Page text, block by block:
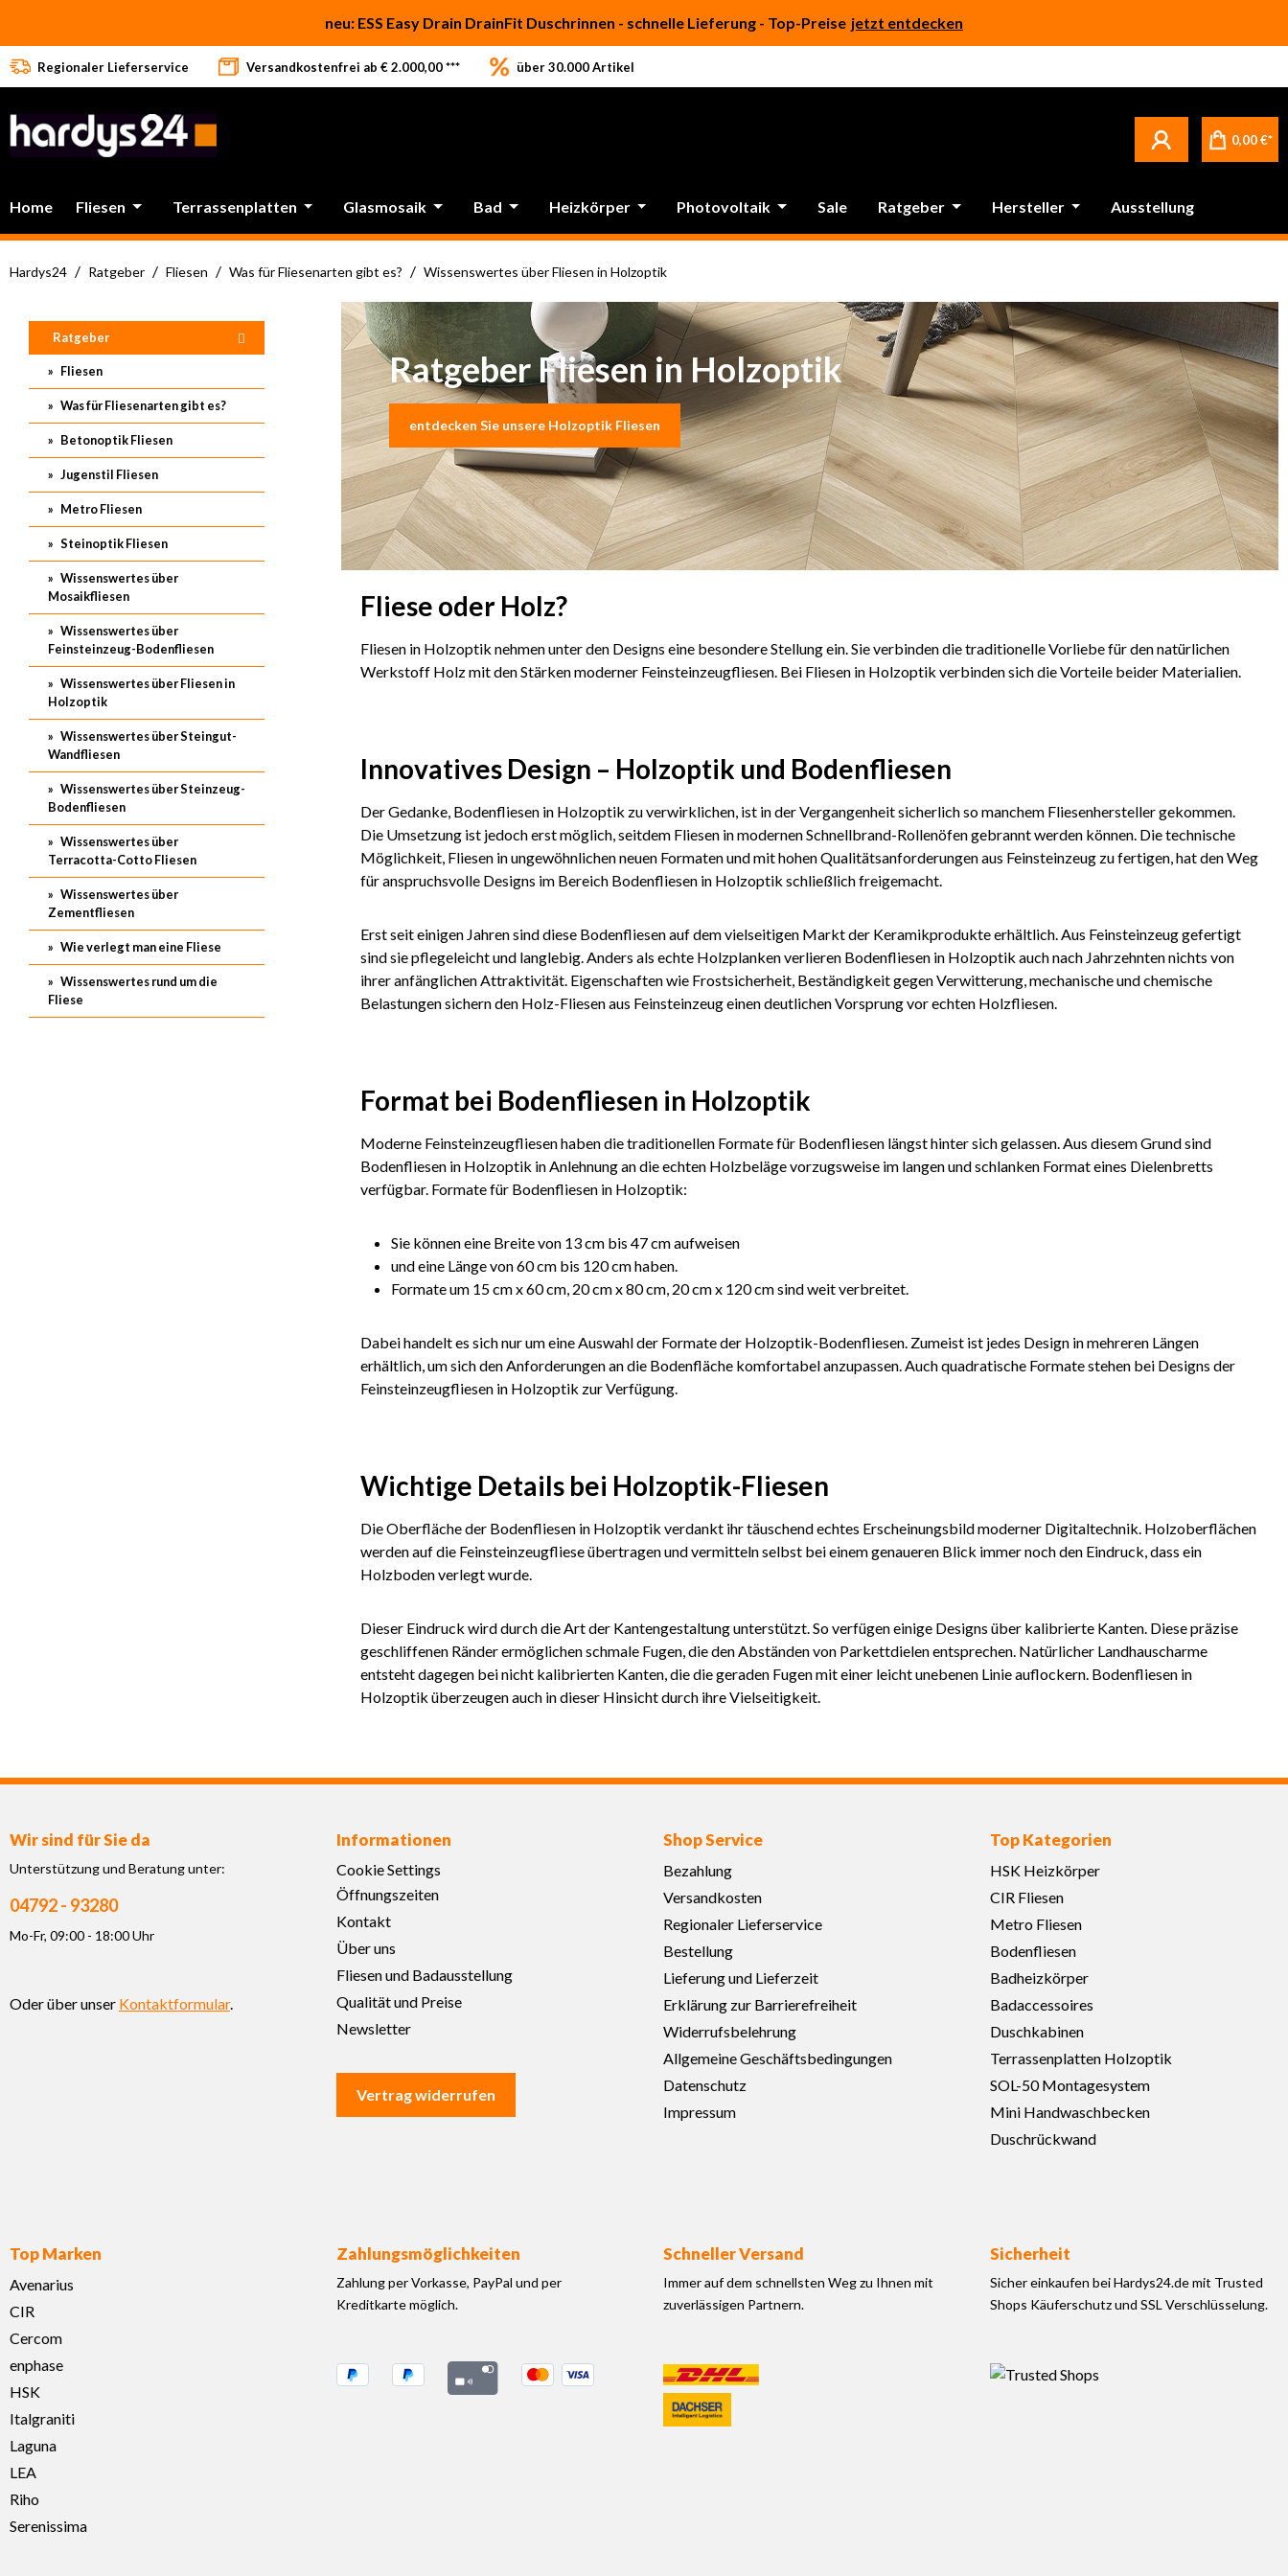
neu: ESS Easy Drain DrainFit Duschrinnen - schnelle Lieferung - Top-Preise jetzt entdecken
Regionaler Lieferservice Versandkostenfrei ab € 2.000,00 *** über 30.000 Artikel
0,00 €*
Home Fliesen Terrassenplatten Glasmosaik Bad Heizkörper Photovoltaik Sale Ratgeber Hersteller Ausstellung
Hardys24 / Ratgeber / Fliesen / Was für Fliesenarten gibt es? / Wissenswertes über Fliesen in Holzoptik
Ratgeber
Fliesen
Was für Fliesenarten gibt es?
Betonoptik Fliesen
Jugenstil Fliesen
Metro Fliesen
Steinoptik Fliesen
Wissenswertes über
Mosaikfliesen
Wissenswertes über
Feinsteinzeug-Bodenfliesen
Wissenswertes über Fliesen in
Holzoptik
Wissenswertes über Steingut-
Wandfliesen
Wissenswertes über Steinzeug-
Bodenfliesen
Wissenswertes über
Terracotta-Cotto Fliesen
Wissenswertes über
Zementfliesen
Wie verlegt man eine Fliese
Wissenswertes rund um die
Fliese
Ratgeber Fliesen in Holzoptik
entdecken Sie unsere Holzoptik Fliesen
Fliese oder Holz?
Fliesen in Holzoptik nehmen unter den Designs eine besondere Stellung ein. Sie verbinden die traditionelle Vorliebe für den natürlichen
Werkstoff Holz mit den Stärken moderner Feinsteinzeugfliesen. Bei Fliesen in Holzoptik verbinden sich die Vorteile beider Materialien.
Innovatives Design – Holzoptik und Bodenfliesen
Der Gedanke, Bodenfliesen in Holzoptik zu verwirklichen, ist in der Vergangenheit sicherlich so manchem Fliesenhersteller gekommen.
Die Umsetzung ist jedoch erst möglich, seitdem Fliesen in modernen Schnellbrand-Rollenöfen gebrannt werden können. Die technische
Möglichkeit, Fliesen in ungewöhnlichen neuen Formaten und mit hohen Qualitätsanforderungen aus Feinsteinzeug zu fertigen, hat den Weg
für anspruchsvolle Designs im Bereich Bodenfliesen in Holzoptik schließlich freigemacht.
Erst seit einigen Jahren sind diese Bodenfliesen auf dem vielseitigen Markt der Keramikprodukte erhältlich. Aus Feinsteinzeug gefertigt
sind sie pflegeleicht und langlebig. Anders als echte Holzplanken verlieren Bodenfliesen in Holzoptik auch nach Jahrzehnten nichts von
ihrer anfänglichen Attraktivität. Eigenschaften wie Frostsicherheit, Beständigkeit gegen Verwitterung, mechanische und chemische
Belastungen sichern den Holz-Fliesen aus Feinsteinzeug einen deutlichen Vorsprung vor echten Holzfliesen.
Format bei Bodenfliesen in Holzoptik
Moderne Feinsteinzeugfliesen haben die traditionellen Formate für Bodenfliesen längst hinter sich gelassen. Aus diesem Grund sind
Bodenfliesen in Holzoptik in Anlehnung an die echten Holzbeläge vorzugsweise im langen und schlanken Format eines Dielenbretts
verfügbar. Formate für Bodenfliesen in Holzoptik:
Sie können eine Breite von 13 cm bis 47 cm aufweisen
und eine Länge von 60 cm bis 120 cm haben.
Formate um 15 cm x 60 cm, 20 cm x 80 cm, 20 cm x 120 cm sind weit verbreitet.
Dabei handelt es sich nur um eine Auswahl der Formate der Holzoptik-Bodenfliesen. Zumeist ist jedes Design in mehreren Längen
erhältlich, um sich den Anforderungen an die Bodenfläche komfortabel anzupassen. Auch quadratische Formate stehen bei Designs der
Feinsteinzeugfliesen in Holzoptik zur Verfügung.
Wichtige Details bei Holzoptik-Fliesen
Die Oberfläche der Bodenfliesen in Holzoptik verdankt ihr täuschend echtes Erscheinungsbild moderner Digitaltechnik. Holzoberflächen
werden auf die Feinsteinzeugfliese übertragen und vermitteln selbst bei einem genaueren Blick immer noch den Eindruck, dass ein
Holzboden verlegt wurde.
Dieser Eindruck wird durch die Art der Kantengestaltung unterstützt. So verfügen einige Designs über kalibrierte Kanten. Diese präzise
geschliffenen Ränder ermöglichen schmale Fugen, die den Abständen von Parkettdielen entsprechen. Natürlicher Landhauscharme
entsteht dagegen bei nicht kalibrierten Kanten, die die geraden Fugen mit einer leicht unebenen Linie auflockern. Bodenfliesen in
Holzoptik überzeugen auch in dieser Hinsicht durch ihre Vielseitigkeit.
Wir sind für Sie da
Unterstützung und Beratung unter:
04792 - 93280
Mo-Fr, 09:00 - 18:00 Uhr
Oder über unser Kontaktformular.
Informationen
Cookie Settings
Öffnungszeiten
Kontakt
Über uns
Fliesen und Badausstellung
Qualität und Preise
Newsletter
Vertrag widerrufen
Shop Service
Bezahlung
Versandkosten
Regionaler Lieferservice
Bestellung
Lieferung und Lieferzeit
Erklärung zur Barrierefreiheit
Widerrufsbelehrung
Allgemeine Geschäftsbedingungen
Datenschutz
Impressum
Top Kategorien
HSK Heizkörper
CIR Fliesen
Metro Fliesen
Bodenfliesen
Badheizkörper
Badaccessoires
Duschkabinen
Terrassenplatten Holzoptik
SOL-50 Montagesystem
Mini Handwaschbecken
Duschrückwand
Top Marken
Avenarius
CIR
Cercom
enphase
HSK
Italgraniti
Laguna
LEA
Riho
Serenissima
Zahlungsmöglichkeiten
Zahlung per Vorkasse, PayPal und per
Kreditkarte möglich.
Schneller Versand
Immer auf dem schnellsten Weg zu Ihnen mit
zuverlässigen Partnern.
Sicherheit
Sicher einkaufen bei Hardys24.de mit Trusted
Shops Käuferschutz und SSL Verschlüsselung.